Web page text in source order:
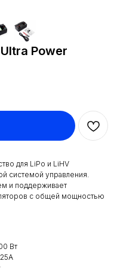
Power
для LiPo и LiHV
системой управления.
и поддерживает
с общей мощностью
Вт